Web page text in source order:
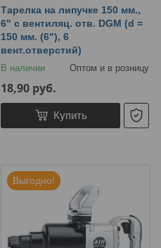
Тарелка на липучке 150 мм.,
6" c вентиляц. отв. DGM (d =
150 мм. (6"), 6
вент.отверстий)
В наличии Оптом и в розницу
18,90 руб.
Купить
Выгодно!